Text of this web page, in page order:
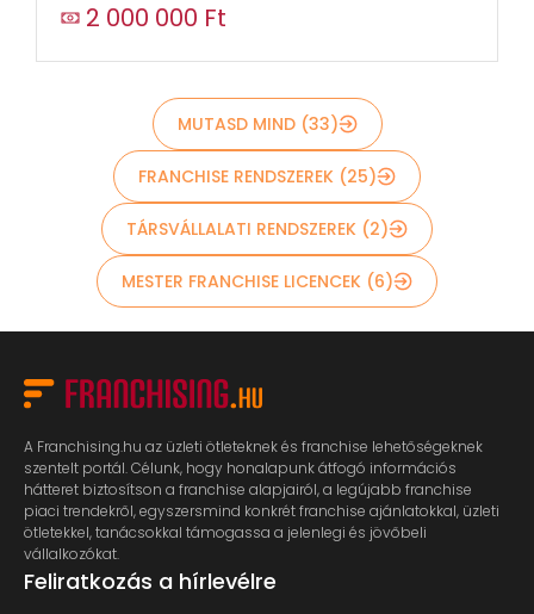
2 000 000 Ft
MUTASD MIND (33)
FRANCHISE RENDSZEREK (25)
TÁRSVÁLLALATI RENDSZEREK (2)
MESTER FRANCHISE LICENCEK (6)
A Franchising.hu az üzleti ötleteknek és franchise lehetőségeknek
szentelt portál. Célunk, hogy honalapunk átfogó információs
hátteret biztosítson a franchise alapjairól, a legújabb franchise
piaci trendekről, egyszersmind konkrét franchise ajánlatokkal, üzleti
ötletekkel, tanácsokkal támogassa a jelenlegi és jövőbeli
vállalkozókat.
Feliratkozás a hírlevélre